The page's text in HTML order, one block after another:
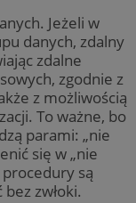
Jeżeli w
danych, zdalny
zdalne
zgodnie z
z możliwością
To ważne, bo
parami: „nie
się w „nie
są
zwłoki.